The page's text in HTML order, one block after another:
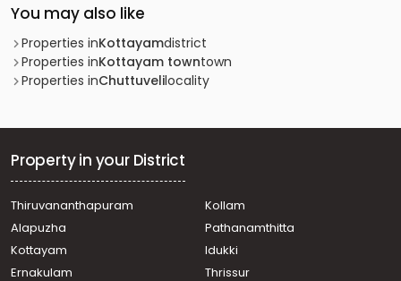
Residential Land for Sale in Kottayam, Kottayam town,
Medical college, Panampalam - Kumaranellur road
Residential Land for Sale in Kottayam, Kottayam town,
Vadavathoor, vadavathoor
Residential Land for Sale in Kottayam, Kottayam town,
Residential Land for Sale in Kottayam, Kottayam town,
Kanjikuzhy, Kanjikuzhy
Kanjikuzhy, Kanjikuzhy
Residential Land for Sale in Kottayam, Kottayam town,
Puthuppally, NILAKKAL CHURCH
Residential Land for Sale in Kottayam, Kottayam town,
You may also like
Properties inKottayamdistrict
Properties inKottayam towntown
Properties inChuttuvelilocality
Property in your District
Thiruvananthapuram
Kollam
Alapuzha
Pathanamthitta
Kottayam
Idukki
Ernakulam
Thrissur